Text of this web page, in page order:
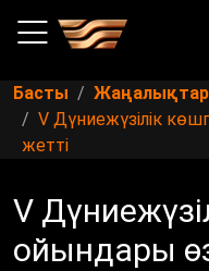
Басты Жаңалықтар
V Дүниежүзілік
жетті
V
ойындары